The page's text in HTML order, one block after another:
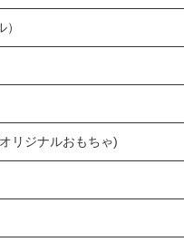
リジナルおもちゃ)